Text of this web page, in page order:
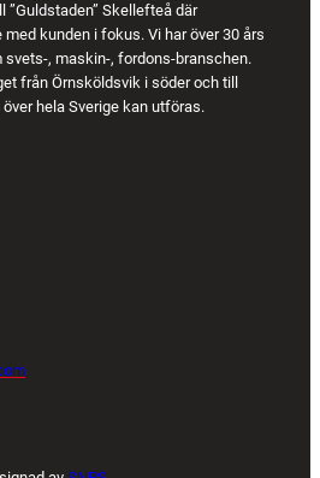
Skellefteå där
kunden i fokus. Vi har över 30 års
, maskin-, fordons-branschen.
från Örnsköldsvik i söder och till
hela Sverige kan utföras.